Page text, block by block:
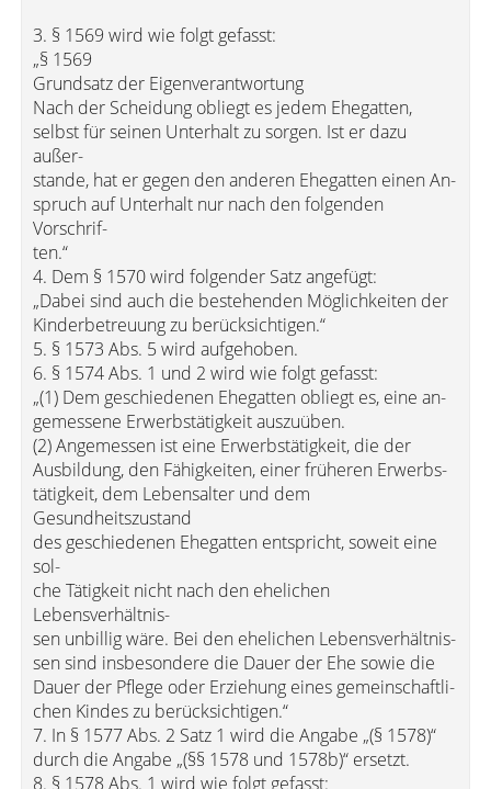
3. § 1569 wird wie folgt gefasst:
„§ 1569
Grundsatz der Eigenverantwortung
Nach der Scheidung obliegt es jedem Ehegatten,
selbst für seinen Unterhalt zu sorgen. Ist er dazu
außer-
stande, hat er gegen den anderen Ehegatten einen An-
spruch auf Unterhalt nur nach den folgenden
Vorschrif-
ten.“
4. Dem § 1570 wird folgender Satz angefügt:
„Dabei sind auch die bestehenden Möglichkeiten der
Kinderbetreuung zu berücksichtigen.“
5. § 1573 Abs. 5 wird aufgehoben.
6. § 1574 Abs. 1 und 2 wird wie folgt gefasst:
„(1) Dem geschiedenen Ehegatten obliegt es, eine an-
gemessene Erwerbstätigkeit auszuüben.
(2) Angemessen ist eine Erwerbstätigkeit, die der
Ausbildung, den Fähigkeiten, einer früheren Erwerbs-
tätigkeit, dem Lebensalter und dem
Gesundheitszustand
des geschiedenen Ehegatten entspricht, soweit eine
sol-
che Tätigkeit nicht nach den ehelichen
Lebensverhältnis-
sen unbillig wäre. Bei den ehelichen Lebensverhältnis-
sen sind insbesondere die Dauer der Ehe sowie die
Dauer der Pflege oder Erziehung eines gemeinschaftli-
chen Kindes zu berücksichtigen.“
7. In § 1577 Abs. 2 Satz 1 wird die Angabe „(§ 1578)“
durch die Angabe „(§§ 1578 und 1578b)“ ersetzt.
8. § 1578 Abs. 1 wird wie folgt gefasst: